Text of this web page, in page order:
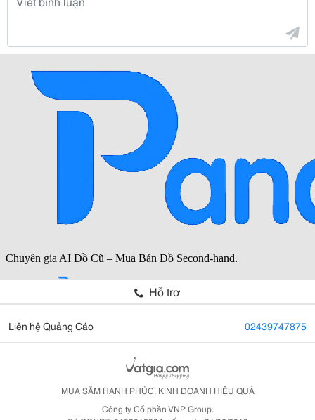
Hỗ trợ
Liên hệ Quảng Cáo 02439747875
MUA SẮM HẠNH PHÚC, KINH DOANH HIỆU QUẢ
Công ty Cổ phần VNP Group.